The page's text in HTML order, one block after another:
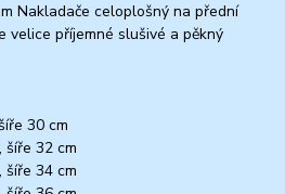
Nakladače celoplošný na přední
velice příjemné slušivé a pěkný
30 cm
šíře 32 cm
šíře 34 cm